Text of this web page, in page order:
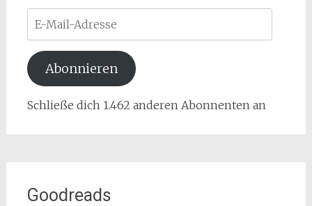
Mail-
Adresse
Abonnieren
Schließe dich 1.462 anderen Abonnenten an
Goodreads